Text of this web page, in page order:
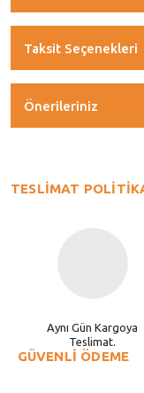
Taksit Seçenekleri
Önerileriniz
TESLİMAT
Aynı Gün Kargoya
Teslimat.
GÜVENLİ ÖDEME